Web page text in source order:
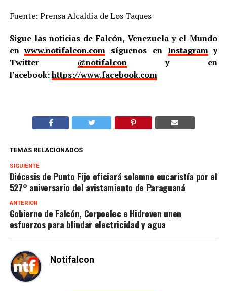
Fuente: Prensa Alcaldía de Los Taques
Sigue las noticias de Falcón, Venezuela y el Mundo
enwww.notifalcon.com síguenos en Instagramy
Twitter @notifalcony en
Facebook:https://www.facebook.com
TEMAS RELACIONADOS
SIGUIENTE
Diócesis de Punto Fijo oficiará solemne eucaristía por el
527° aniversario del avistamiento de Paraguaná
ANTERIOR
Gobierno de Falcón, Corpoelec e Hidroven unen
esfuerzos para blindar electricidad y agua
Notifalcon